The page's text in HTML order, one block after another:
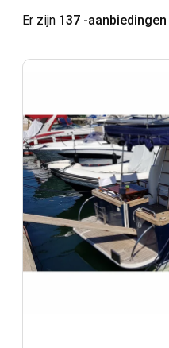
Er zijn 137 -aanbiedingen